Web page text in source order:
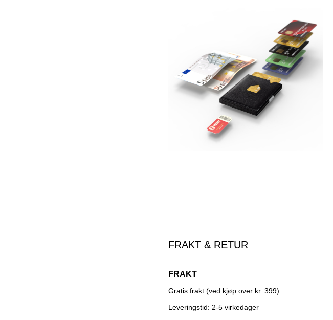
FRAKT & RETUR
FRAKT
Gratis frakt (ved kjøp over kr. 399)
Leveringstid: 2-5 virkedager